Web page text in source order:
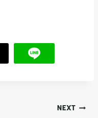
NEXT